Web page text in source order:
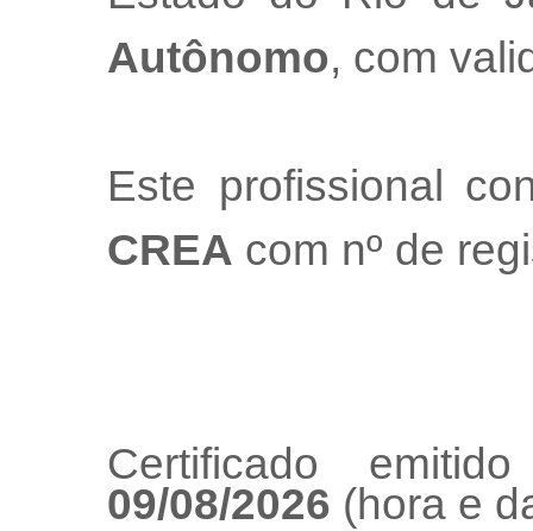
Autônomo, com
Este profissional
CREA com nº de
Certificado
09/08/2026 (hora e